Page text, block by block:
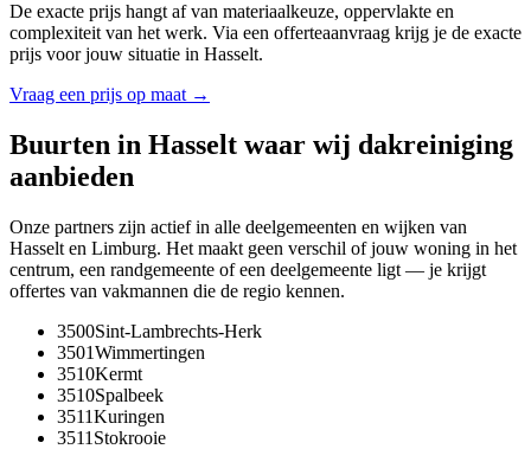
De exacte prijs hangt af van materiaalkeuze, oppervlakte en
complexiteit van het werk. Via een offerteaanvraag krijg je de exacte
prijs voor jouw situatie in Hasselt.
Vraag een prijs op maat →
Buurten in Hasselt waar wij dakreiniging
aanbieden
Onze partners zijn actief in alle deelgemeenten en wijken van
Hasselt en Limburg. Het maakt geen verschil of jouw woning in het
centrum, een randgemeente of een deelgemeente ligt — je krijgt
offertes van vakmannen die de regio kennen.
3500Sint-Lambrechts-Herk
3501Wimmertingen
3510Kermt
3510Spalbeek
3511Kuringen
3511 Stokrooie